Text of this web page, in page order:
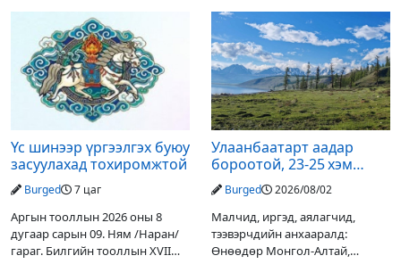
голын усны түвшин нэмэгдэх,
нөөлөг салхи, мөндөр, аянга
цахилгаан, үерийн аюулаас
сэрэмжлэхийг
хэмжээний бороо, дуу
цахилгаантай аадар бороо
орох тул голын усны түвшин
нэмэгдэх, нөөлөг салхи,
Үс шинээр үргээлгэх буюу
засуулахад тохиромжтой
Burged 7 цаг
Аргын тооллын 2026 оны 8
дугаар сарын 09. Ням /Наран/
гараг. Билгийн тооллын XVII
Улаанбаатарт аадар
бороотой, 23-25 хэм
дулаан байна
Burged 2026/08/02
Малчид, иргэд, аялагчид,
тээвэрчдийн анхааралд:
Өнөөдөр Монгол-Алтай,